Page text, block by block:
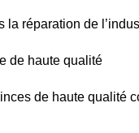
la réparation de
de haute qualité
de haute qualité